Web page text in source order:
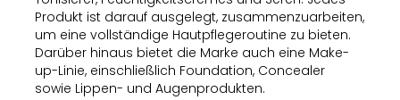
Produkt ist darauf ausgelegt, zusammenzuarbeiten,
um eine vollständige Hautpflegeroutine zu bieten.
Darüber hinaus bietet die Marke auch eine Make-
up-Linie, einschließlich Foundation, Concealer
sowie Lippen- und Augenprodukten.